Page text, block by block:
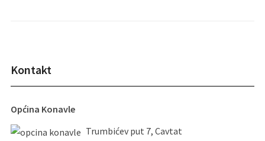
Kontakt
Općina Konavle
Trumbićev put 7, Cavtat